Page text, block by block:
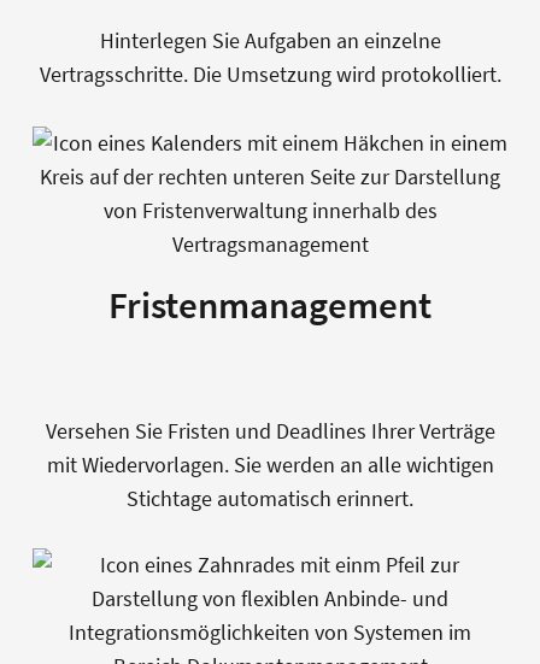
Hinterlegen Sie Aufgaben an einzelne
Vertragsschritte. Die Umsetzung wird protokolliert.
Fristenmanagement
Versehen Sie Fristen und Deadlines Ihrer Verträge
mit Wiedervorlagen. Sie werden an alle wichtigen
Stichtage automatisch erinnert.